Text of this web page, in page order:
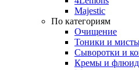
Majestic
По категориям
Очищение
Тоники и
Сыворотки и
Кремы и